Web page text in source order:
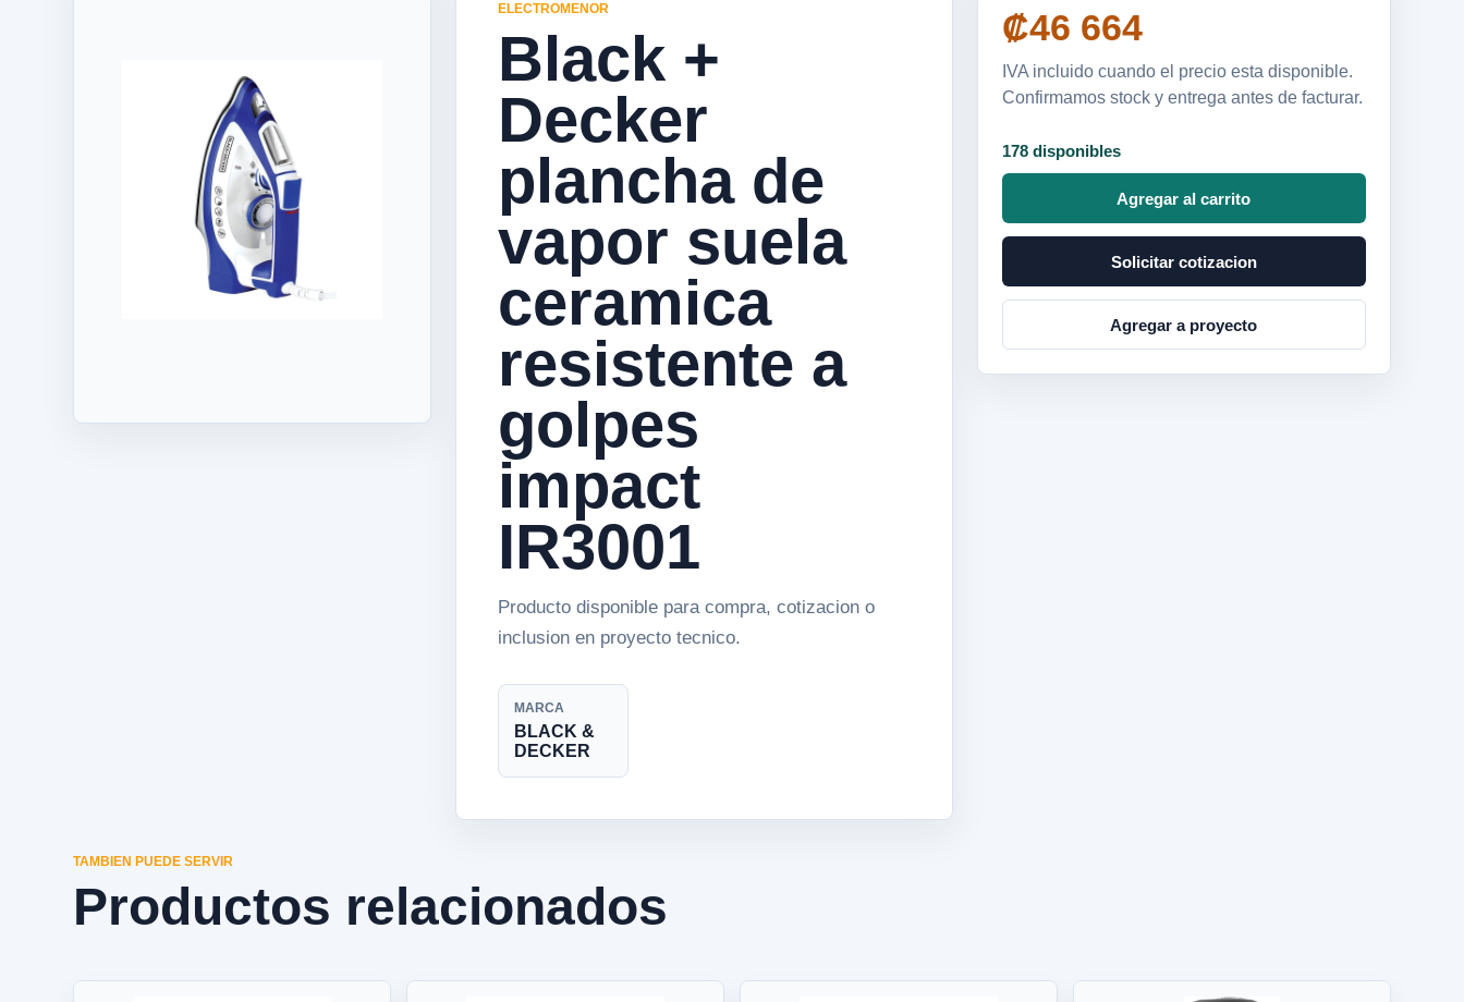
ELECTROMENOR
Black +
Decker
plancha de
vapor suela
ceramica
resistente a
golpes
impact
IR3001
Producto disponible para compra, cotizacion o
inclusion en proyecto tecnico.
MARCA
BLACK &
DECKER
₡46 664
IVA incluido cuando el precio esta disponible.
Confirmamos stock y entrega antes de facturar.
178 disponibles
Agregar al carrito
Solicitar cotizacion
Agregar a proyecto
TAMBIEN PUEDE SERVIR
Productos relacionados